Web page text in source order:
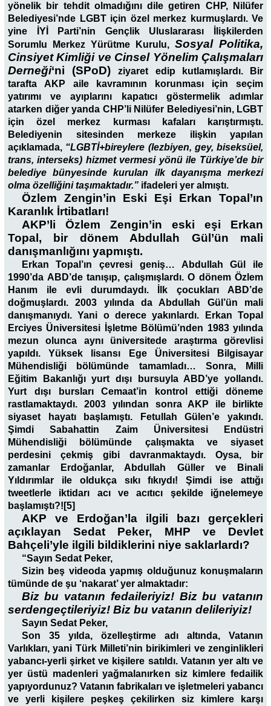
yönelik bir tehdit olmadığını dile getiren CHP, Nilüfer
Belediyesi’nde LGBT için özel merkez kurmuşlardı. Ve
yine İYİ Parti’nin Gençlik Uluslararası İlişkilerden
Sorumlu Merkez Yürütme Kurulu, Sosyal Politika,
Cinsiyet Kimliği ve Cinsel Yönelim Çalışmaları
Derneği‘ni (SPoD)ziyaret edip kutlamışlardı. Bir
tarafta AKP aile kavramının korunması için seçim
yatırımı ve ayıplarını kapatıcı göstermelik adımlar
atarken diğer yanda CHP’li Nilüfer Belediyesi’nin, LGBT
için özel merkez kurması kafaları karıştırmıştı.
Belediyenin sitesinden merkeze ilişkin yapılan
açıklamada, “LGBTİ+bireylere (lezbiyen, gey, biseksüel,
trans, interseks) hizmet vermesi yönü ile Türkiye’de bir
belediye bünyesinde kurulan ilk dayanışma merkezi
olma özelliğini taşımaktadır.” ifadeleri yer almıştı.
Özlem Zengin’in Eski Eşi Erkan Topal’ın
Karanlık İrtibatları!
AKP’li Özlem Zengin’in eski eşi Erkan
Topal, bir dönem Abdullah Gül’ün mali
danışmanlığını yapmıştı.
Erkan Topal’ın çevresi geniş… Abdullah Gül ile
1990’da ABD’de tanışıp, çalışmışlardı. O dönem Özlem
Hanım ile evli durumdaydı. İlk çocukları ABD’de
doğmuşlardı. 2003 yılında da Abdullah Gül’ün mali
danışmanıydı. Yani o derece yakınlardı. Erkan Topal
Erciyes Üniversitesi İşletme Bölümü’nden 1983 yılında
mezun olunca aynı üniversitede araştırma görevlisi
yapıldı. Yüksek lisansı Ege Üniversitesi Bilgisayar
Mühendisliği bölümünde tamamladı… Sonra, Milli
Eğitim Bakanlığı yurt dışı bursuyla ABD’ye yollandı.
Yurt dışı bursları Cemaat’in kontrol ettiği döneme
rastlamaktaydı. 2003 yılından sonra AKP ile birlikte
siyaset hayatı başlamıştı. Fetullah Gülen’e yakındı.
Şimdi Sabahattin Zaim Üniversitesi Endüstri
Mühendisliği bölümünde çalışmakta ve siyaset
perdesini çekmiş gibi davranmaktaydı. Oysa, bir
zamanlar Erdoğanlar, Abdullah Güller ve Binali
Yıldırımlar ile oldukça sıkı fıkıydı! Şimdi ise attığı
tweetlerle iktidarı acı ve acıtıcı şekilde iğnelemeye
başlamıştı?![5]
AKP ve Erdoğan’la ilgili bazı gerçekleri
açıklayan Sedat Peker, MHP ve Devlet
Bahçeli’yle ilgili bildiklerini niye saklarlardı?
“Sayın Sedat Peker,
Sizin beş videoda yapmış olduğunuz konuşmaların
tümünde de şu ‘nakarat’ yer almaktadır:
Biz bu vatanın fedaileriyiz! Biz bu vatanın
serdengeçtileriyiz! Biz bu vatanın delileriyiz!
Sayın Sedat Peker,
Son 35 yılda, özelleştirme adı altında, Vatanın
Varlıkları, yani Türk Milleti’nin birikimleri ve zenginlikleri
yabancı-yerli şirket ve kişilere satıldı. Vatanın yer altı ve
yer üstü madenleri yağmalanırken siz kimlere fedailik
yapıyordunuz? Vatanın fabrikaları ve işletmeleri yabancı
ve yerli kişilere peşkeş çekilirken siz kimlere karşı